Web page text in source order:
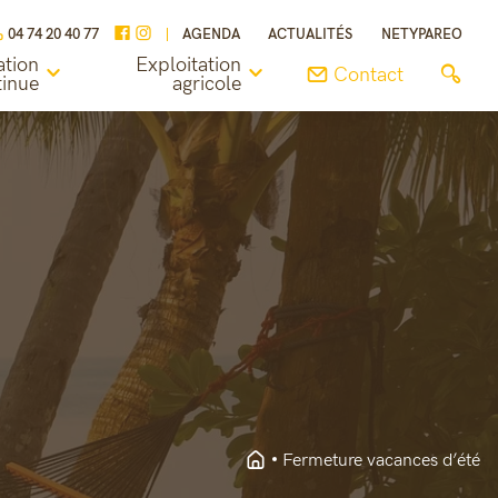
04 74 20 40 77 AGENDA ACTUALITÉS NETYPAREO
Exploitation
agricole
Contact
Fermeture vacances d’été